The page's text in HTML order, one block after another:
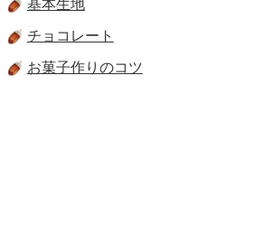
基本生地
チョコレート
お菓子作りのコツ